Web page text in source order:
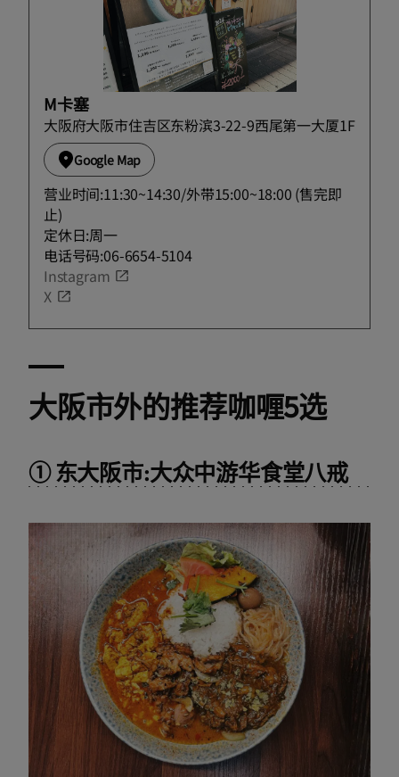
M卡塞
大阪府大阪市住吉区东粉滨3-22-9西尾第一大厦1F
Google Map
营业时间:11:30~14:30/外带15:00~18:00 (售完即
止)
定休日:周一
电话号码:06-6654-5104
Instagram
X
大阪市外的推荐咖喱5选
① 东大阪市:大众中游华食堂八戒